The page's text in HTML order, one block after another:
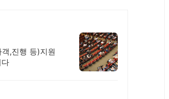
,진행 등)지원